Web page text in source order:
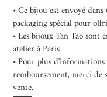
panier
• Ce bijou est envoyé
packaging spécial pour
• Les bijoux Tan Tao sont
atelier à Paris
• Pour plus
remboursement, merci de
vente.